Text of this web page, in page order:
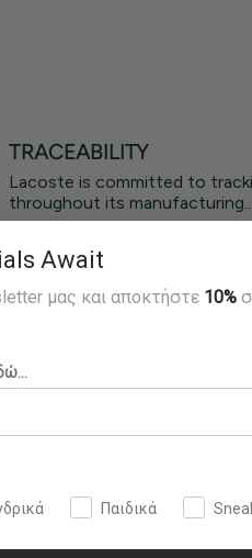
TRACEABILITY
Lacoste is committed to
throughout its manufacturing...
Await
μας και αποκτήστε 10%
Παιδικά